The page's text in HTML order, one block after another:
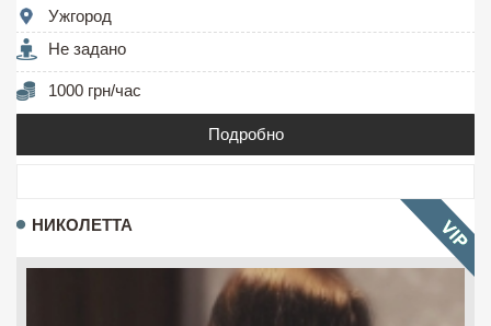
Ужгород
Не задано
1000 грн/час
Подробно
НИКОЛЕТТА